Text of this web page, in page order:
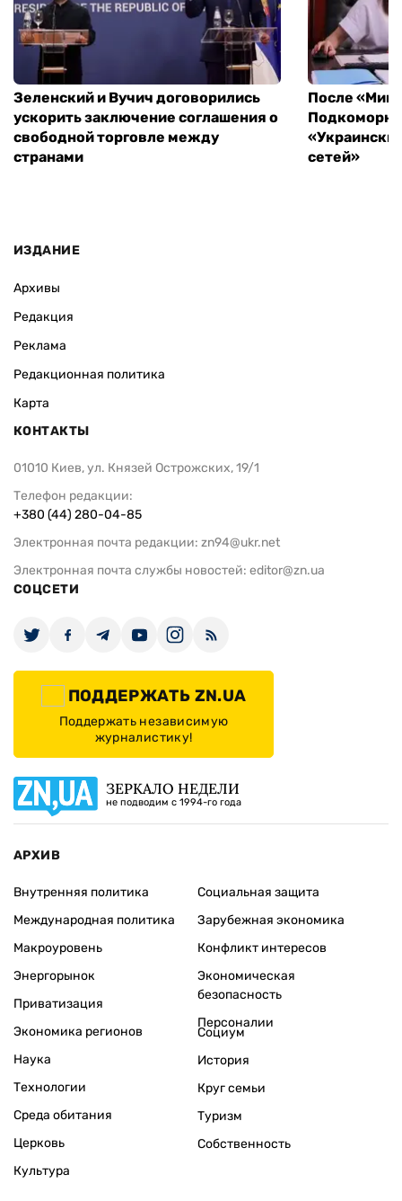
Зеленский и Вучич договорились
ускорить заключение соглашения о
свободной торговле между
странами
После
сетей»
ИЗДАНИЕ
Архивы
Редакция
Реклама
Редакционная политика
Карта
КОНТАКТЫ
01010 Киев, ул. Князей Острожских, 19/1
Телефон редакции:
+380 (44) 280-04-85
Электронная почта редакции: zn94@ukr.net
Электронная почта службы новостей: editor@zn.ua
СОЦСЕТИ
ПОДДЕРЖАТЬ ZN.UA
Поддержать независимую
журналистику!
ЗЕРКАЛО НЕДЕЛИ
не подводим с 1994-го года
АРХИВ
Внутренняя политика
Международная политика
Макроуровень
Энергорынок
Приватизация
Экономика регионов
Социальная защита
Зарубежная экономика
Конфликт интересов
Экономическая
безопасность
Персоналии
Наука
Технологии
Среда обитания
Церковь
Культура
Социум
История
Круг семьи
Туризм
Собственность